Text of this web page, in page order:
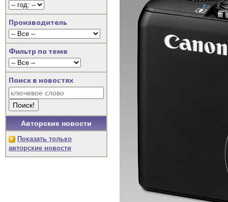
Производитель
Фильтр по теме
Поиск в новостях
Авторские новости
Показать только
авторские новости